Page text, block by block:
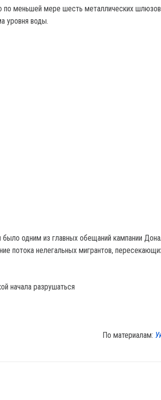
по меньшей мере шесть металлических
уровня воды.
одним из главных обещаний кампании
потока нелегальных мигрантов,
По материалам: